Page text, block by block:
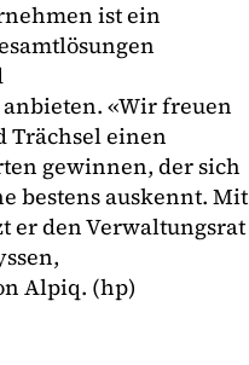
ist ein
«Wir freuen
Trächsel einen
gewinnen, der sich
bestens auskennt. Mit
er den Verwaltungsrat
Alpiq. (hp)